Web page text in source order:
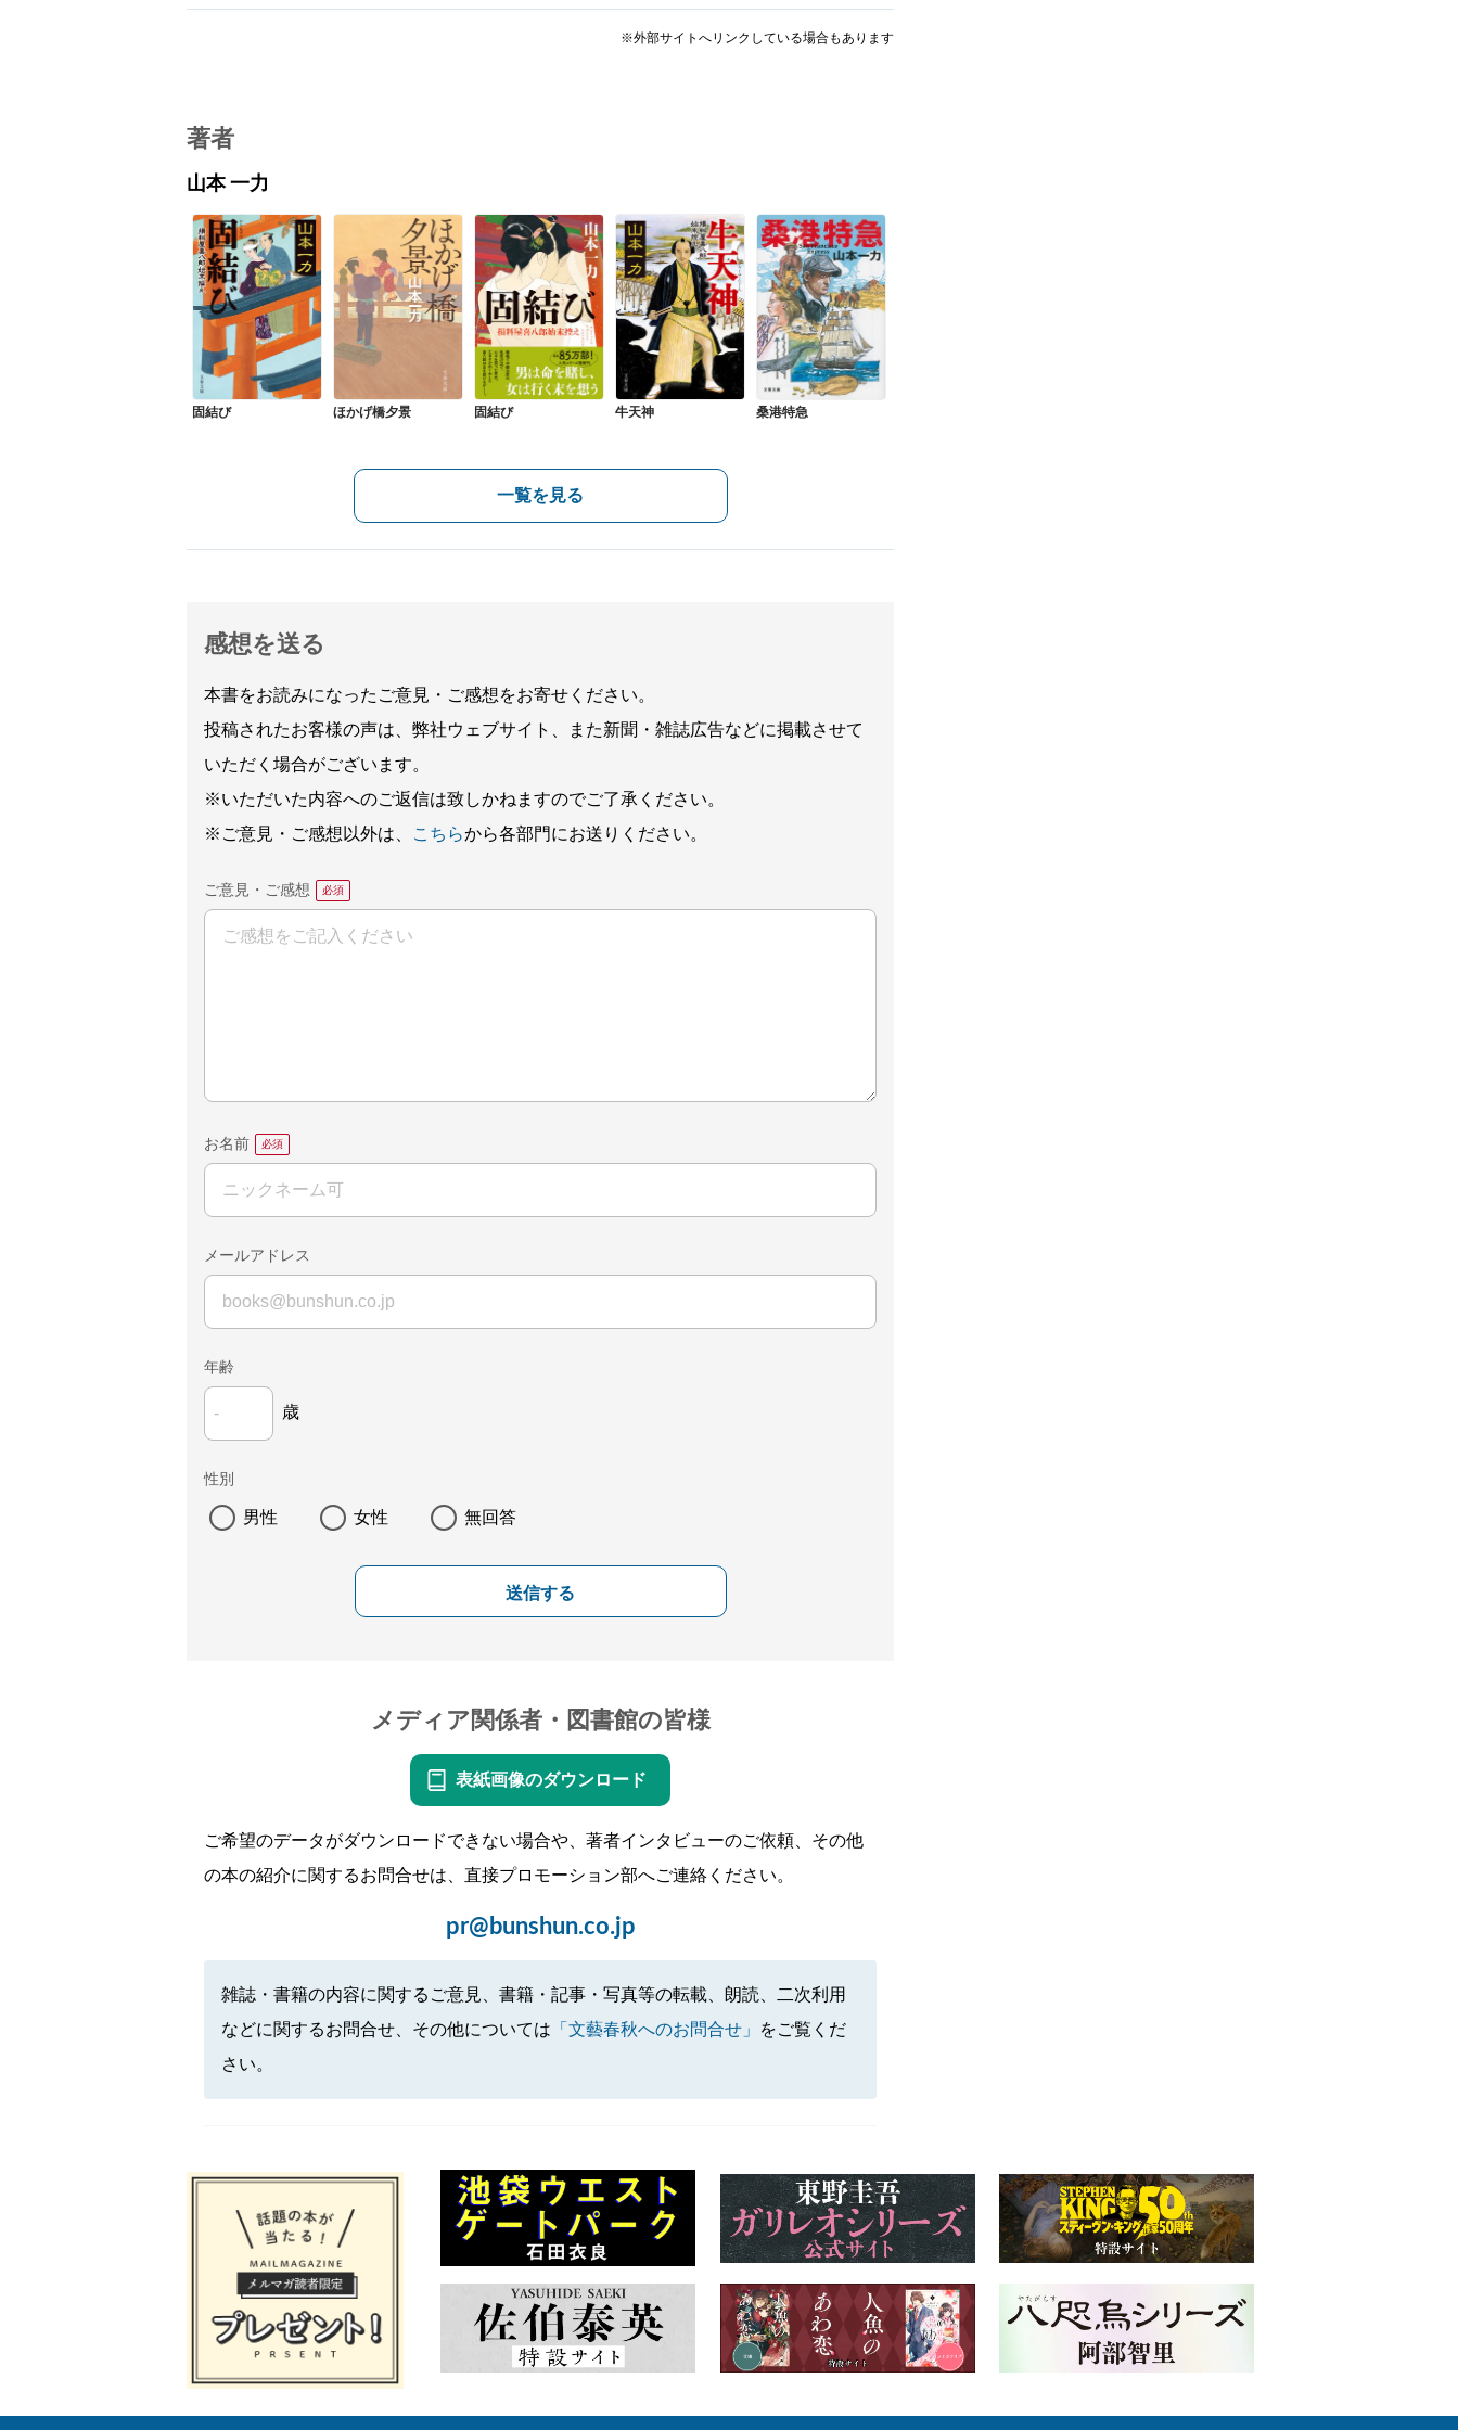
※外部サイトへリンクしている場合もあります
著者
山本 一力
固結び ほかげ橋夕景 固結び 牛天神 桑港特急
一覧を見る
感想を送る
本書をお読みになったご意見・ご感想をお寄せください。
投稿されたお客様の声は、弊社ウェブサイト、また新聞・雑誌広告などに掲載させて
いただく場合がございます。
※いただいた内容へのご返信は致しかねますのでご了承ください。
※ご意見・ご感想以外は、
こちらから各部門にお送りください。
ご意見・ご感想
お名前
メールアドレス
年齢
歳
性別
男性 女性 無回答
送信する
メディア関係者・図書館の皆様
表紙画像のダウンロード
ご希望のデータがダウンロードできない場合や、著者インタビューのご依頼、その他
の本の紹介に関するお問合せは、直接プロモーション部へご連絡ください。
pr@bunshun.co.jp
雑誌・書籍の内容に関するご意見、書籍・記事・写真等の転載、朗読、二次利用
などに関するお問合せ、その他については 「文藝春秋へのお問合せ」
をご覧くだ
さい。